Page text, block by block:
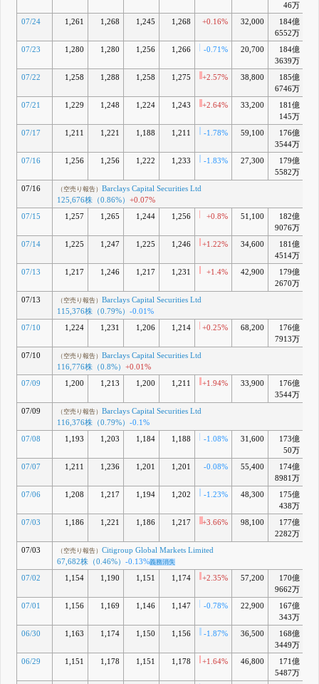
Barclays Capital
Securities Ltd
（0.89%）
6月 18, 2026
Markets Limited
（0.59%）-0.03%
6月 16, 2026
J （IR情報）
2026年3月期決算
および質疑応答公
開のお知らせ
K （空売り報告）
Securities Ltd
6月 11, 2026
Citigroup Global
90,682株
（0.62%）
2026年3月期決算
説明会資料
N （空売り報告）
Markets Limited
80,782株
5月 26, 2026
Citigroup Global
Markets Limited
（0.49%）
-0.01%
5月 25, 2026
Markets Limited
（0.5%）
Q （IR情報）14:00
2026年3月期決算
（IR情報）
期業績予想と実績
46万
07/24 1,261 1,268 1,245 1,268 +0.16% 32,000
184億
6552万
07/23 1,280 1,280 1,256 1,266 -0.71% 20,700
184億
3639万
07/22 1,258 1,288 1,258 1,275 +2.57% 38,800
185億
6746万
07/21 1,229 1,248 1,224 1,243 +2.64% 33,200
181億
145万
07/17 1,211 1,221 1,188 1,211 -1.78% 59,100
176億
3544万
07/16 1,256 1,256 1,222 1,233 -1.83% 27,300
179億
5582万
07/16 （空売り報告） Barclays Capital Securities Ltd
125,676株（0.86%） +0.07%
07/15
1,257 1,265 1,244 1,256 +0.8% 51,100
182億
9076万
07/14 1,225 1,247 1,225 1,246 +1.22% 34,600
181億
4514万
07/13 1,217 1,246 1,217 1,231 +1.4% 42,900
179億
2670万
07/13 （空売り報告） Barclays Capital Securities Ltd
115,376株（0.79%） -0.01%
07/10
1,224 1,231 1,206 1,214 +0.25% 68,200
176億
7913万
07/10 （空売り報告） Barclays Capital Securities Ltd
116,776株（0.8%） +0.01%
07/09
1,200 1,213 1,200 1,211 +1.94% 33,900
176億
3544万
07/09 （空売り報告） Barclays Capital Securities Ltd
116,376株（0.79%） -0.1%
07/08
1,193 1,203 1,184 1,188 -1.08% 31,600
173億
50万
07/07 1,211 1,236 1,201 1,201 -0.08% 55,400
174億
8981万
07/06 1,208 1,217 1,194 1,202 -1.23% 48,300
175億
438万
07/03 1,186 1,221 1,186 1,217 +3.66% 98,100
177億
2282万
07/03 （空売り報告） Citigroup Global Markets Limited
67,682株（0.46%） -0.13%義務消失
07/02 1,154 1,190 1,151 1,174 +2.35% 57,200
170億
9662万
07/01 1,156 1,169 1,146 1,147 -0.78% 22,900
167億
343万
06/30 1,163 1,174 1,150 1,156 -1.87% 36,500
168億
3449万
06/29 1,151 1,178 1,151 1,178 +1.64% 46,800
171億
5487万